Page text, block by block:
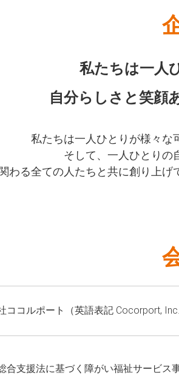
私たちは一人
自分らしさと笑顔
私たちは一人ひとりが様々な
そして、一人ひとりの
関わる全ての人たちと共に創り上
ココルポート（英語表記 Cocorport, Inc.
合支援法に基づく障がい福祉サービス